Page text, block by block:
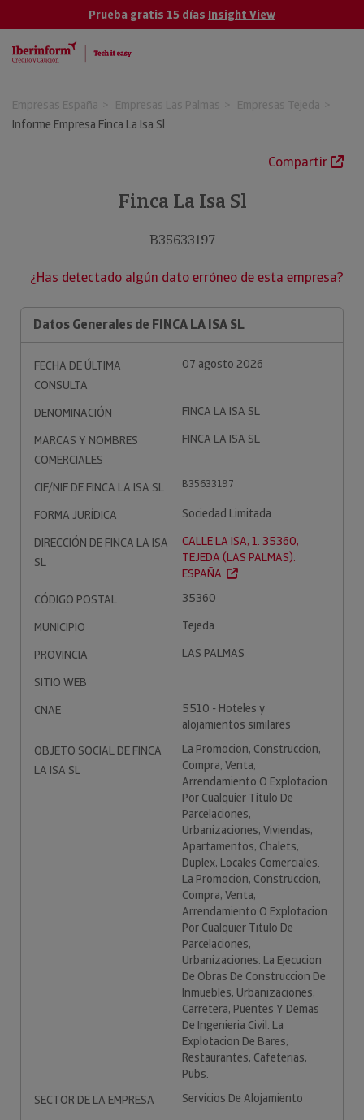
Prueba gratis 15 días Insight View
Empresas España Empresas Las Palmas
Empresas Tejeda
Informe Empresa Finca La Isa Sl
Compartir
Finca La Isa Sl
B35633197
¿Has detectado algún dato erróneo de esta empresa?
Datos Generales de FINCA LA ISA SL
FECHA DE ÚLTIMA
CONSULTA
07 agosto 2026
DENOMINACIÓN
FINCA LA ISA SL
MARCAS Y NOMBRES
COMERCIALES
FINCA LA ISA SL
CIF/NIF DE FINCA LA ISA SL B35633197
FORMA JURÍDICA
Sociedad Limitada
DIRECCIÓN DE FINCA LA ISA
SL
CALLE LA ISA, 1. 35360,
TEJEDA (LAS PALMAS).
ESPAÑA.
CÓDIGO POSTAL
35360
MUNICIPIO
Tejeda
PROVINCIA
LAS PALMAS
SITIO WEB
CNAE
5510 - Hoteles y
alojamientos similares
OBJETO SOCIAL DE FINCA
LA ISA SL
La Promocion, Construccion,
Compra, Venta,
Arrendamiento O Explotacion
Por Cualquier Titulo De
Parcelaciones,
Urbanizaciones, Viviendas,
Apartamentos, Chalets,
Duplex, Locales Comerciales.
La Promocion, Construccion,
Compra, Venta,
Arrendamiento O Explotacion
Por Cualquier Titulo De
Parcelaciones,
Urbanizaciones. La Ejecucion
De Obras De Construccion De
Inmuebles, Urbanizaciones,
Carretera, Puentes Y Demas
De Ingenieria Civil. La
Explotacion De Bares,
Restaurantes, Cafeterias,
Pubs.
SECTOR DE LA EMPRESA
Servicios De Alojamiento